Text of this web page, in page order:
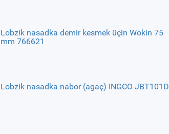
Lobzik nasadka demir kesmek üçin Wokin 75
mm 766621
Lobzik nasadka nabor (agaç) INGCO JBT101D